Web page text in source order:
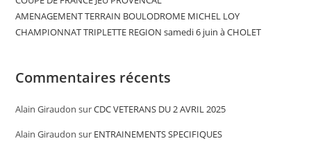
AMENAGEMENT TERRAIN BOULODROME MICHEL LOY
CHAMPIONNAT TRIPLETTE REGION samedi 6 juin à CHOLET
Commentaires récents
Alain Giraudon surCDC VETERANS DU 2 AVRIL 2025
Alain Giraudon sur ENTRAINEMENTS SPECIFIQUES